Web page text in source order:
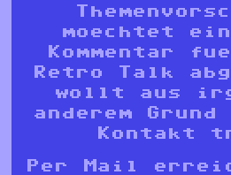
moechtet
Kommentar
Retro Talk
wollt aus
anderem
Kontakt
Per Mail